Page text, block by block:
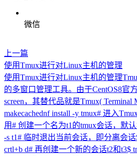
微信
上一篇
使用Tmux进行对Linux主机的管理
使用Tmux进行对Linux主机的管理
的多窗口管理工具。由于CentOS8官
screen，其替代品就是Tmux( Terminal
makecachednf install -y tmux# 进入
用# 创建一个名为t1的tmux会话，默
-s t1# 临时退出当前会话，即分离会话
crtl+b d# 再创建一个新的会话t2和t3$